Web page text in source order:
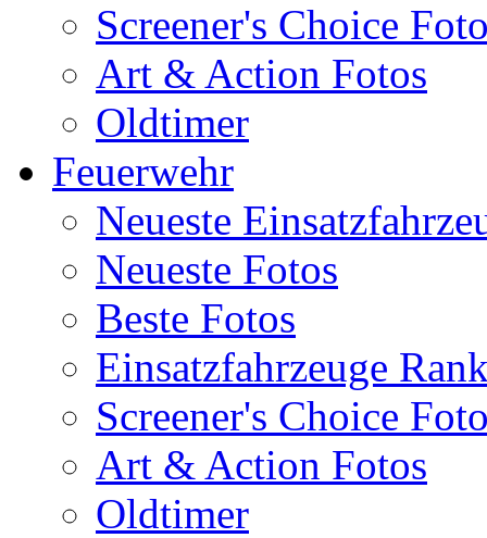
Screener's Choice
Art & Action Fotos
Oldtimer
Feuerwehr
Neueste
Neueste Fotos
Beste Fotos
Einsatzfahrzeuge
Screener's Choice
Art & Action Fotos
Oldtimer